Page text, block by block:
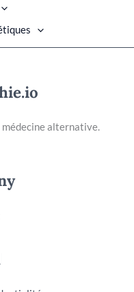
médecine alternative.